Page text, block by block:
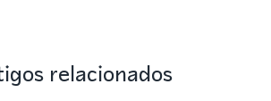
relacionados